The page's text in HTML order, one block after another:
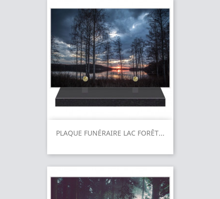
PLAQUE FUNÉRAIRE LAC FORÊT...